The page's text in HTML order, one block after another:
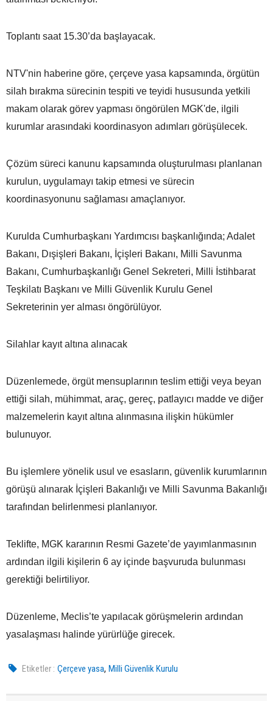
Toplantı saat 15.30’da başlayacak.
NTV'nin haberine göre, çerçeve yasa kapsamında, örgütün
silah bırakma sürecinin tespiti ve teyidi hususunda yetkili
makam olarak görev yapması öngörülen MGK'de, ilgili
kurumlar arasındaki koordinasyon adımları görüşülecek.
Çözüm süreci kanunu kapsamında oluşturulması planlanan
kurulun, uygulamayı takip etmesi ve sürecin
koordinasyonunu sağlaması amaçlanıyor.
Kurulda Cumhurbaşkanı Yardımcısı başkanlığında; Adalet
Bakanı, Dışişleri Bakanı, İçişleri Bakanı, Milli Savunma
Bakanı, Cumhurbaşkanlığı Genel Sekreteri, Milli İstihbarat
Teşkilatı Başkanı ve Milli Güvenlik Kurulu Genel
Sekreterinin yer alması öngörülüyor.
Silahlar kayıt altına alınacak
Düzenlemede, örgüt mensuplarının teslim ettiği veya beyan
ettiği silah, mühimmat, araç, gereç, patlayıcı madde ve diğer
malzemelerin kayıt altına alınmasına ilişkin hükümler
bulunuyor.
Bu işlemlere yönelik usul ve esasların, güvenlik kurumlarının
görüşü alınarak İçişleri Bakanlığı ve Milli Savunma Bakanlığı
tarafından belirlenmesi planlanıyor.
Teklifte, MGK kararının Resmi Gazete’de yayımlanmasının
ardından ilgili kişilerin 6 ay içinde başvuruda bulunması
gerektiği belirtiliyor.
Düzenleme, Meclis’te yapılacak görüşmelerin ardından
yasalaşması halinde yürürlüğe girecek.
Etiketler : Çerçeve yasa,Milli Güvenlik Kurulu